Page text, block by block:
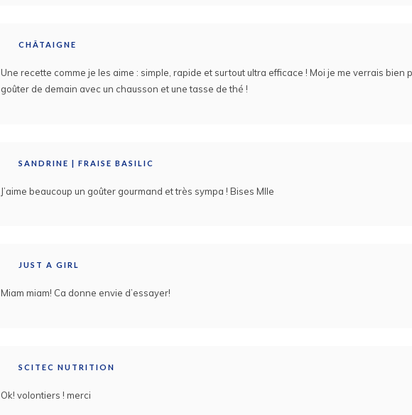
CHÂTAIGNE
Une recette comme je les aime : simple, rapide et surtout ultra efficace ! Moi je me verrais bien
goûter de demain avec un chausson et une tasse de thé !
SANDRINE | FRAISE BASILIC
J’aime beaucoup un goûter gourmand et très sympa ! Bises Mlle
JUST A GIRL
Miam miam! Ca donne envie d’essayer!
SCITEC NUTRITION
Ok! volontiers ! merci